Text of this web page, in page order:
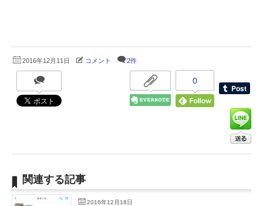
2016年12月11日 コメント 2件
0
関連する記事
2016年12月18日